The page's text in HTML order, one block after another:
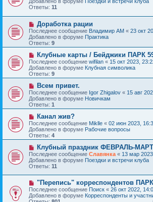
е
б
щ
е
и
е
о
е
с
о
о
б
щ
е
н
и
е
Ответы: 11
Н
о
в
о
е
с
о
о
б
щ
е
н
и
е
Доработка рации
Последнее сообщение Владимир АМ « 23 окт
Добавлено в форуме Практика
Ответы: 9
Н
о
в
о
е
с
о
о
б
щ
е
н
и
е
Клубные карты / Бейджики ПАРК
Последнее сообщение wifilan « 15 окт 2023,
Добавлено в форуме Клубная символика
Ответы: 9
Н
о
в
о
е
с
о
о
б
щ
е
н
и
е
Всем привет.
Последнее сообщение Igor Zhigalov « 15 авг
Добавлено в форуме Новичкам
Ответы: 1
Н
о
в
о
е
с
о
о
б
щ
е
н
и
е
Канал жив?
Последнее сообщение Miklle « 02 июн 2023,
Добавлено в форуме Рабочие вопросы
Ответы: 4
Н
о
в
о
е
с
о
о
б
щ
Клубный праздник ФЕВРАЛЬ-МАРТ
Последнее сообщение Славянка « 13 мар
Добавлено в форуме Поездки и встречи клуба
Ответы: 11
Н
о
в
о
"Перепись" корреспондентов
Последнее сообщение Поиск « 26 окт 2022,
Добавлено в форуме Корреспонденты и